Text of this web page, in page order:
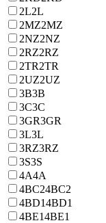
2L2L
2MZ2MZ
2NZ2NZ
2RZ2RZ
2TR2TR
2UZ2UZ
3B3B
3C3C
3GR3GR
3L3L
3RZ3RZ
3S3S
4A4A
4BC24BC2
4BD14BD1
4BE14BE1